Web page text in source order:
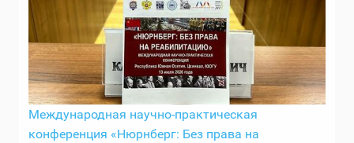
Международная научно-практическая
конференция «Нюрнберг: Без права на